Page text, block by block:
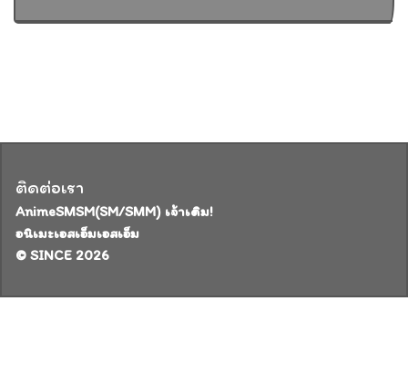
ติดต่อเรา
AnimeSMSM(SM/SMM) เจ้าเดิม!
อนิเมะเอสเอ็มเอสเอ็ม
© SINCE 2026